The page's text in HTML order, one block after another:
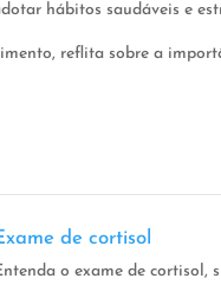
hábitos saudáveis e
reflita sobre a
de cortisol
o exame de cortisol,